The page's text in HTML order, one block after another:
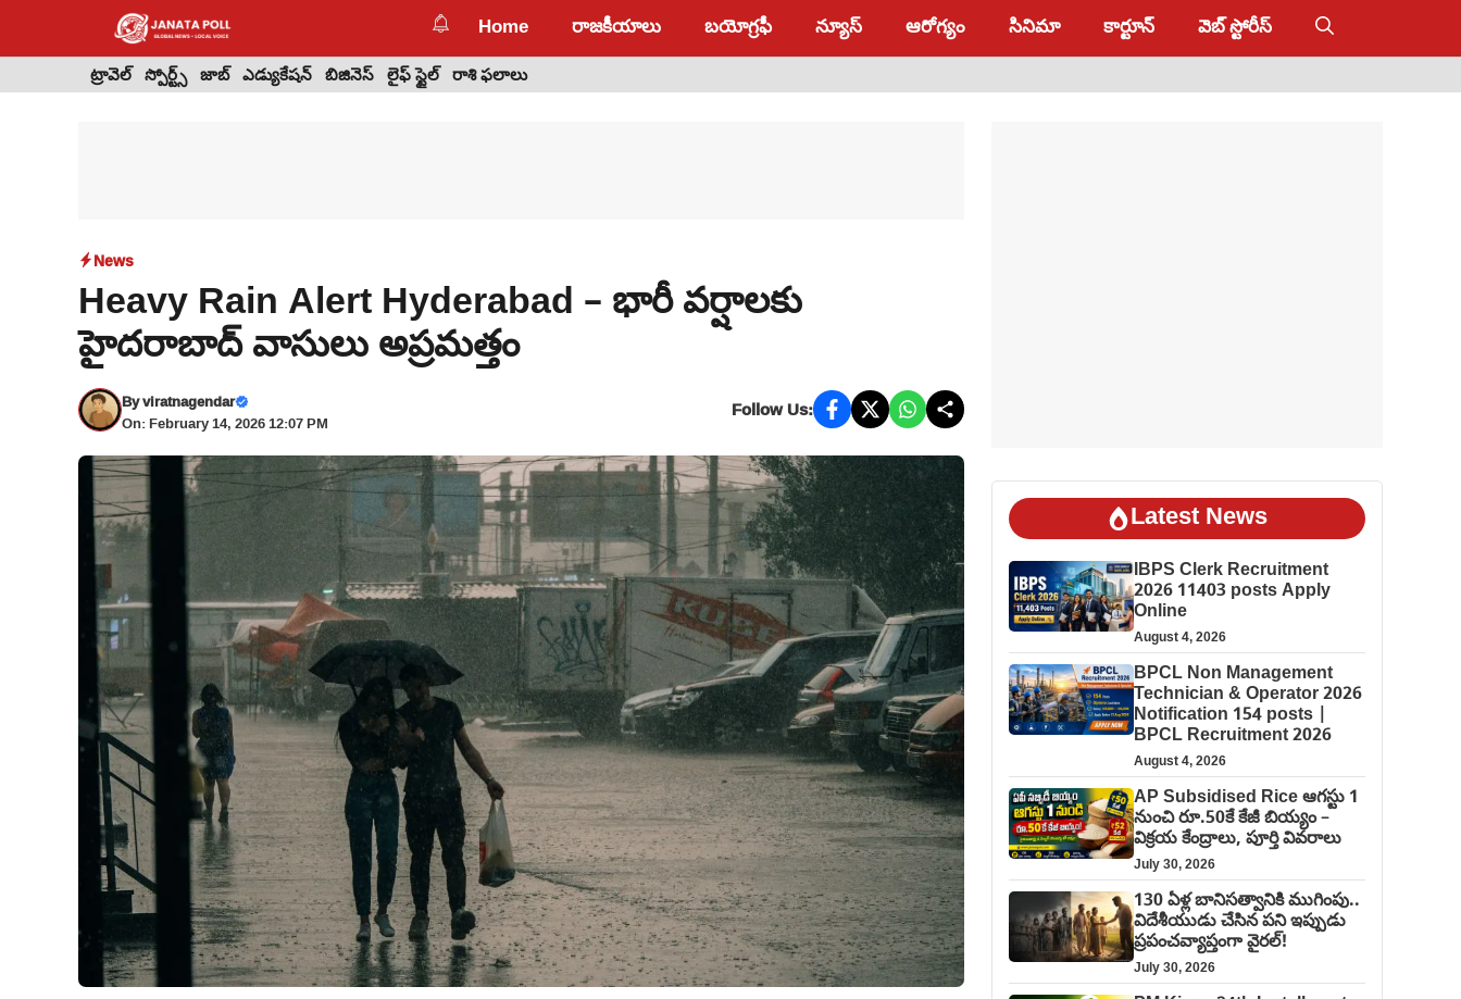
content
Home రాజకీయాలు బయోగ్రఫీ న్యూస్ ఆరోగ్యం సినిమా కార్టూన్ వెబ్ స్టోరీస్
ట్రావెల్ స్పోర్ట్స్ జాబ్ ఎడ్యుకేషన్ బిజినెస్ లైఫ్ స్టైల్ రాశి ఫలాలు
News
Heavy Rain Alert Hyderabad – భారీ వర్షాలకు
హైదరాబాద్ వాసులు అప్రమత్తం
Byviratnagendar
On: February 14, 2026 12:07 PM
Follow Us:
Latest News
IBPS Clerk Recruitment
2026 11403 posts Apply
Online
August 4, 2026
BPCL Non Management
Technician & Operator 2026
Notification 154 posts |
BPCL Recruitment 2026
August 4, 2026
AP Subsidised Rice ఆగస్టు 1
నుంచి రూ.50కే కేజీ బియ్యం –
విక్రయ కేంద్రాలు, పూర్తి వివరాలు
July 30, 2026
130 ఏళ్ల బానిసత్వానికి ముగింపు..
విదేశీయుడు చేసిన పని ఇప్పుడు
ప్రపంచవ్యాప్తంగా వైరల్!
July 30, 2026